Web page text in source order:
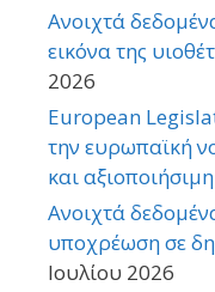
Ανοιχτά
εικόνα της
2026
European
την ευρωπαϊκή
και αξιοποιήσιμη
Ανοιχτά
υποχρέωση σε
Ιουλίου 2026